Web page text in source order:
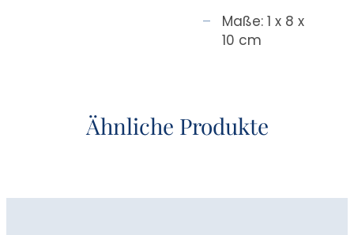
Maße: 1 x 8 x
10 cm
Ähnliche Produkte